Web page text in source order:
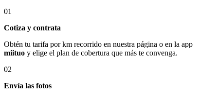
01
Cotiza y contrata
Obtén tu tarifa por km recorrido en nuestra página o en la app
miituo y elige el plan de cobertura que más te convenga.
02
Envía las fotos